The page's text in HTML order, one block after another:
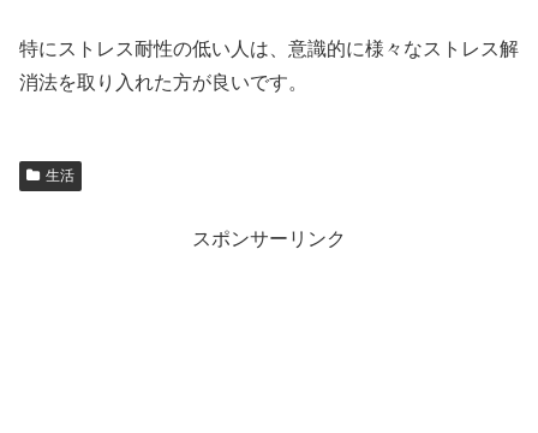
特にストレス耐性の低い人は、意識的に様々なストレス解
消法を取り入れた方が良いです。
生活
スポンサーリンク